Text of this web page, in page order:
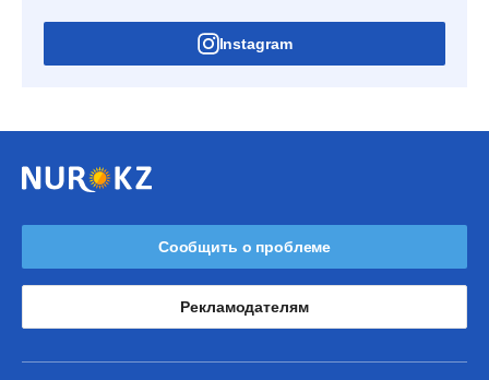
Instagram
Сообщить о проблеме
Рекламодателям